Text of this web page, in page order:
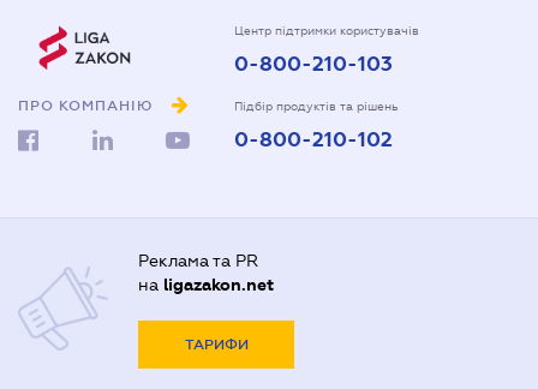
ПРО КОМПАНІЮ
Центр підтримки користувачів
0-800-210-103
Підбір продуктів та рішень
0-800-210-102
Реклама та PR
на ligazakon.net
ТАРИФИ